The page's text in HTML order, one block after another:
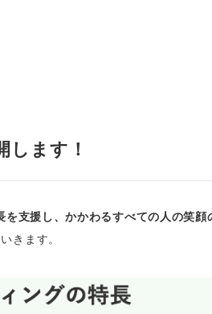
ます！
支援し、かかわるすべての人の笑顔
きます。